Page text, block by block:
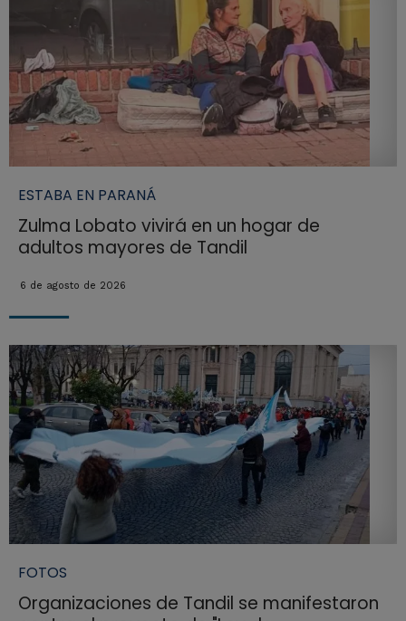
ESTABA EN PARANÁ
Zulma Lobato vivirá en un hogar de
adultos mayores de Tandil
6 de agosto de 2026
FOTOS
Organizaciones de Tandil se manifestaron